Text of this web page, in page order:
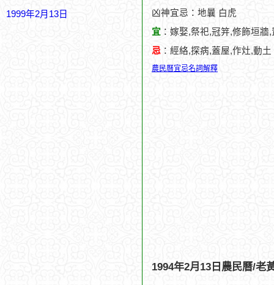
1999年2月13日
凶神宜忌：地曩 白虎
宜 ：嫁娶,祭祀,冠笄,修飾垣牆,
忌 ：經絡,探病,蓋屋,作灶,動土
農民曆宜忌名詞解釋
1994年2月13日農民曆/老